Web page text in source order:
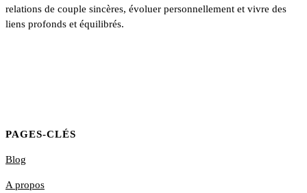
relations de couple sincères, évoluer personnellement et vivre des
liens profonds et équilibrés.
PAGES-CLÉS
Blog
A propos